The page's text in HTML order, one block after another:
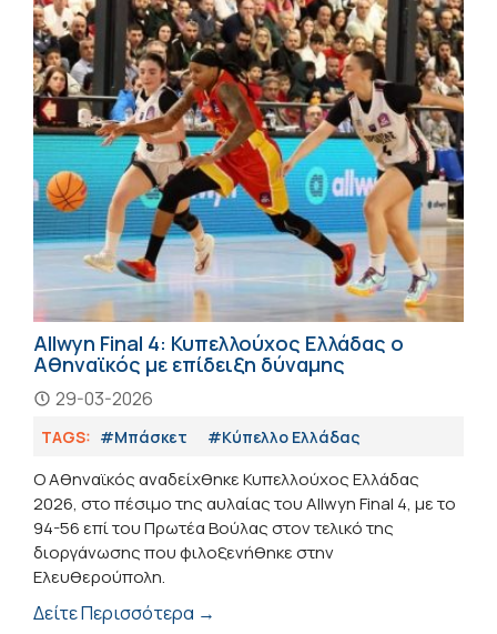
Allwyn Final 4: Κυπελλούχος Ελλάδας ο
Αθηναϊκός με επίδειξη δύναμης
29-03-2026
TAGS: #Μπάσκετ #Κύπελλο Ελλάδας
Ο Αθηναϊκός αναδείχθηκε Κυπελλούχος Ελλάδας
2026, στο πέσιμο της αυλαίας του Allwyn Final 4, με το
94-56 επί του Πρωτέα Βούλας στον τελικό της
διοργάνωσης που φιλοξενήθηκε στην
Ελευθερούπολη.
Δείτε Περισσότερα →